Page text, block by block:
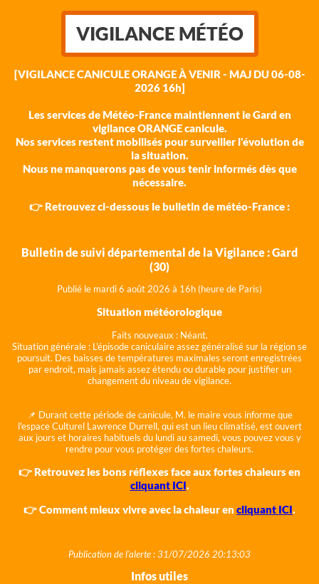
VIGILANCE MÉTÉO
[VIGILANCE CANICULE ORANGE À VENIR - MAJ DU 06-08-
2026 16h]
Les services de Météo-France maintiennent le Gard en
vigilance ORANGE canicule.
Nos services restent mobilisés pour surveiller l'évolution de
la situation.
Nous ne manquerons pas de vous tenir informés dès que
nécessaire.
👉 Retrouvez ci-dessous le bulletin de météo-France :
Bulletin de suivi départemental de la Vigilance : Gard
(30)
Publié le mardi 6 août 2026 à 16h (heure de Paris)
Situation météorologique
Faits nouveaux : Néant.
Situation générale : L'épisode caniculaire assez généralisé sur la région se
poursuit. Des baisses de températures maximales seront enregistrées
par endroit, mais jamais assez étendu ou durable pour justifier un
changement du niveau de vigilance.
📌 Durant cette période de canicule, M. le maire vous informe que
l'espace Culturel Lawrence Durrell, qui est un lieu climatisé, est ouvert
aux jours et horaires habituels du lundi au samedi, vous pouvez vous y
rendre pour vous protéger des fortes chaleurs.
👉 Retrouvez les bons réflexes face aux fortes chaleurs en
cliquant ICI.
👉 Comment mieux vivre avec la chaleur en cliquant ICI.
Publication de l'alerte : 31/07/2026 20:13:03
Infos utiles